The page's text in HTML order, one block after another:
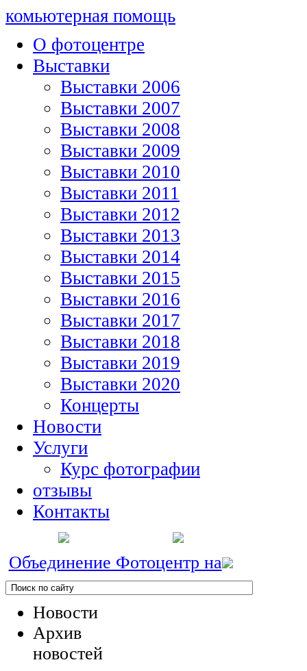
комьютерная помощь
О фотоцентре
Выставки
Выставки 2006
Выставки 2007
Выставки 2008
Выставки 2009
Выставки 2010
Выставки 2011
Выставки 2012
Выставки 2013
Выставки 2014
Выставки 2015
Выставки 2016
Выставки 2017
Выставки 2018
Выставки 2019
Выставки 2020
Концерты
Новости
Услуги
Курс фотографии
отзывы
Контакты
Объединение Фотоцентр на
Новости
Архив
новостей